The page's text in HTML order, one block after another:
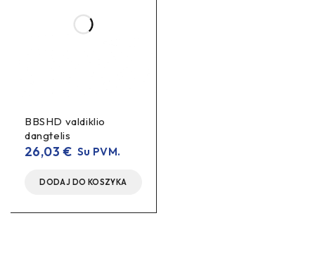
BBSHD valdiklio
dangtelis
26,03€ Su PVM.
DODAJ DO KOSZYKA